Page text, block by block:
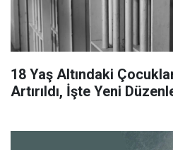
18 Yaş Altındaki
Artırıldı, İşte Yeni